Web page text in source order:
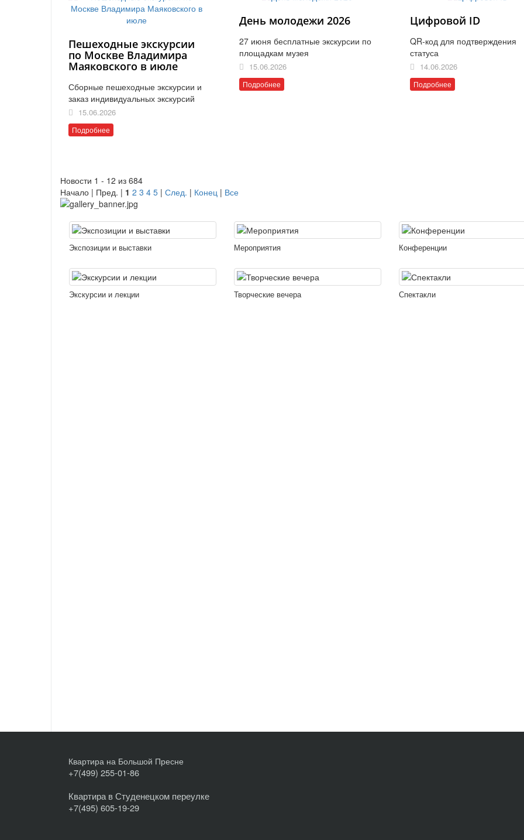
Пешеходные экскурсии
по Москве Владимира
Маяковского в июле
Сборные пешеходные экскурсии и
заказ индивидуальных экскурсий
15.06.2026
Подробнее
День молодежи 2026
27 июня бесплатные экскурсии по
площадкам музея
15.06.2026
Подробнее
Цифровой ID
QR-код для подтверждения
статуса
14.06.2026
Подробнее
Новости 1 - 12 из 684
Начало | Пред. | 1 2 3 4 5 | След. | Конец | Все
Экспозиции и выставки Мероприятия Конференции
Экскурсии и лекции Творческие вечера Спектакли
Квартира на Большой Пресне
+7(499) 255-01-86
Квартира в Студенецком переулке
+7(495) 605-19-29